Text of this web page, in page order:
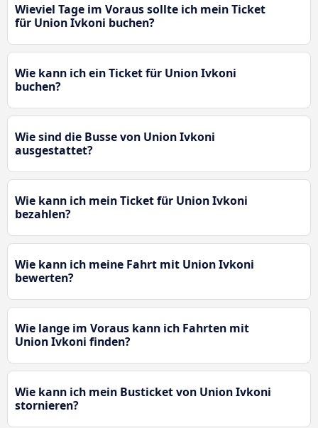
Wieviel Tage im Voraus sollte ich mein Ticket
für Union Ivkoni buchen?
Wie kann ich ein Ticket für Union Ivkoni
buchen?
Wie sind die Busse von Union Ivkoni
ausgestattet?
Wie kann ich mein Ticket für Union Ivkoni
bezahlen?
Wie kann ich meine Fahrt mit Union Ivkoni
bewerten?
Wie lange im Voraus kann ich Fahrten mit
Union Ivkoni finden?
Wie kann ich mein Busticket von Union Ivkoni
stornieren?